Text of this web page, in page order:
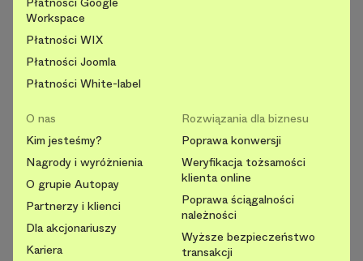
Workspace
Płatności WIX
Płatności Joomla
Płatności White-label
O nas
Kim jesteśmy?
Nagrody i wyróżnienia
O grupie Autopay
Partnerzy i klienci
Dla akcjonariuszy
Kariera
Rozwiązania dla biznesu
Poprawa konwersji
Weryfikacja tożsamości
klienta online
Poprawa ściągalności
należności
Wyższe bezpieczeństwo
transakcji